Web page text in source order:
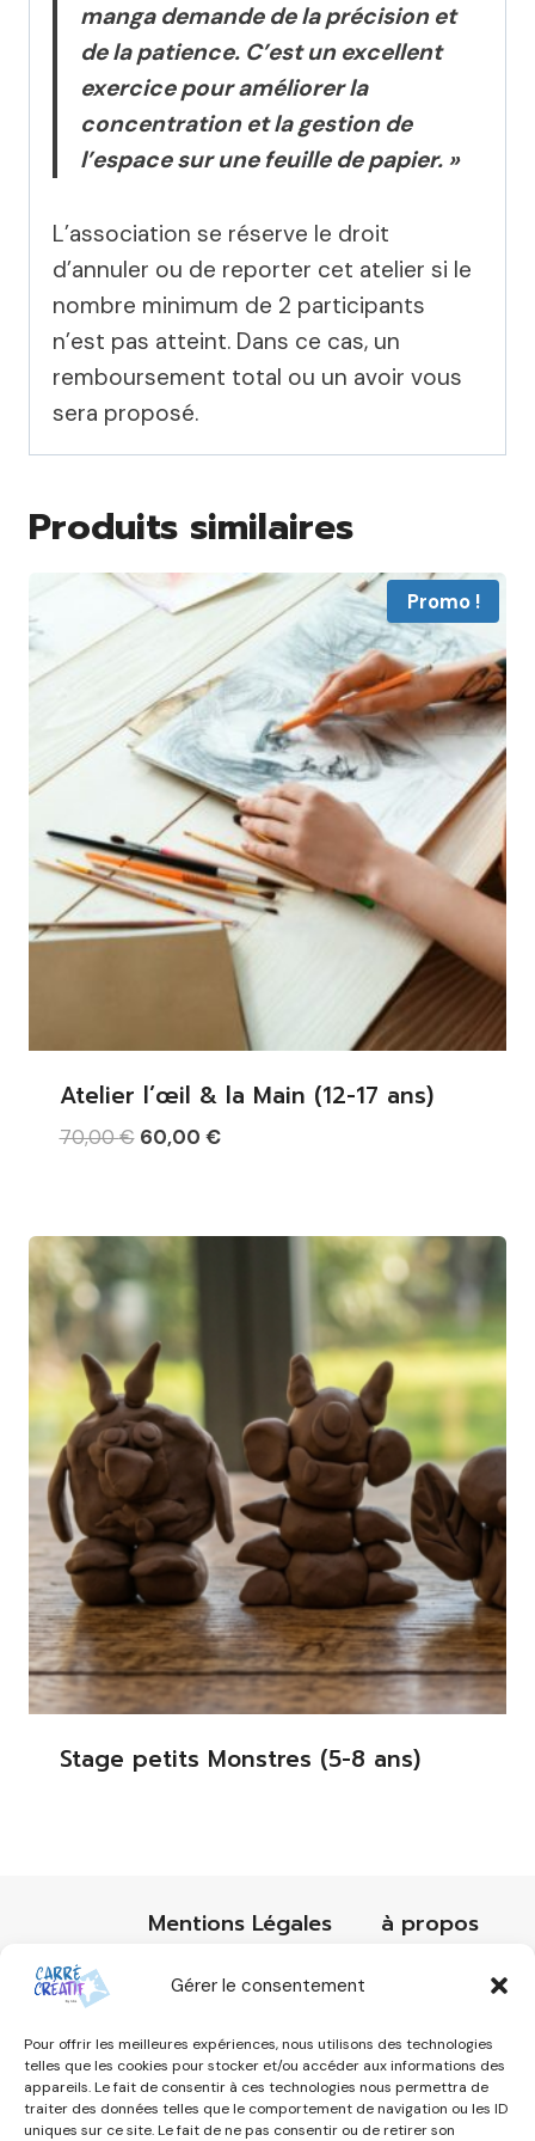
Gérer le consentement
Pour offrir les meilleures expériences, nous utilisons des technologies
telles que les cookies pour stocker et/ou accéder aux informations des
appareils. Le fait de consentir à ces technologies nous permettra de
traiter des données telles que le comportement de navigation ou les ID
uniques sur ce site. Le fait de ne pas consentir ou de retirer son
manga demande de la précision et
de la patience. C’est un excellent
exercice pour améliorer la
concentration et la gestion de
l’espace sur une feuille de papier. »
L’association se réserve le droit
d’annuler ou de reporter cet atelier si le
nombre minimum de 2 participants
n’est pas atteint. Dans ce cas, un
remboursement total ou un avoir vous
sera proposé.
Produits similaires
Promo !
Atelier l’œil & la Main (12-17 ans)
70,00€ Le
était :
70,00 €.
60,00 €Le
est :
Stage petits Monstres (5-8 ans)
Mentions Légales
à propos
Réservation
Contact
Politique de cookies (UE)